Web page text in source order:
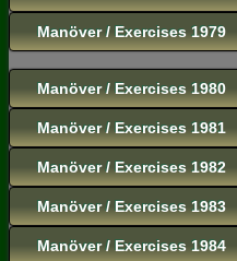
Manöver / Exercises 1979
Manöver / Exercises 1980
Manöver / Exercises 1981
Manöver / Exercises 1982
Manöver / Exercises 1983
Manöver / Exercises 1984